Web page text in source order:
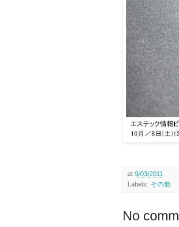
at 9/03/2011
Labels: その他
No